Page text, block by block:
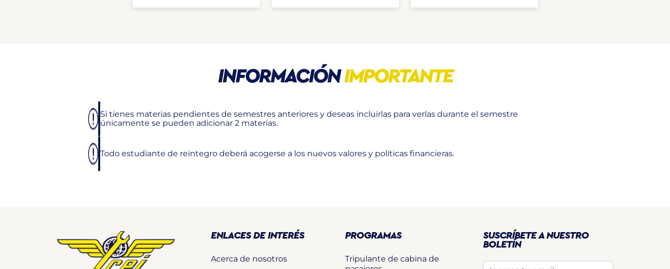
INFORMACIÓNIMPORTANTE
Si tienes materias pendientes de semestres anteriores y deseas incluirlas para verlas durante el semestre
únicamente se pueden adicionar 2 materias.
Todo estudiante de reintegro deberá acogerse a los nuevos valores y políticas financieras.
ENLACES DE INTERÉS
Acerca de nosotros
PROGRAMAS
Tripulante de cabina de
SUSCRÍBETE A NUESTRO
BOLETÍN